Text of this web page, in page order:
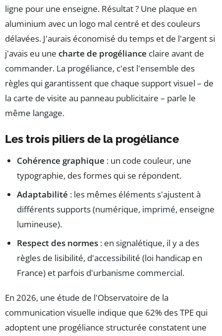
ligne pour une enseigne. Résultat ? Une plaque en
aluminium avec un logo mal centré et des couleurs
délavées. J'aurais économisé du temps et de l'argent si
j'avais eu une charte de progéliance claire avant de
commander. La progéliance, c'est l'ensemble des
règles qui garantissent que chaque support visuel – de
la carte de visite au panneau publicitaire – parle le
même langage.
Les trois piliers de la progéliance
Cohérence graphique : un code couleur, une
typographie, des formes qui se répondent.
Adaptabilité : les mêmes éléments s'ajustent à
différents supports (numérique, imprimé, enseigne
lumineuse).
Respect des normes : en signalétique, il y a des
règles de lisibilité, d'accessibilité (loi handicap en
France) et parfois d'urbanisme commercial.
En 2026, une étude de l'Observatoire de la
communication visuelle indique que 62% des TPE qui
adoptent une progéliance structurée constatent une